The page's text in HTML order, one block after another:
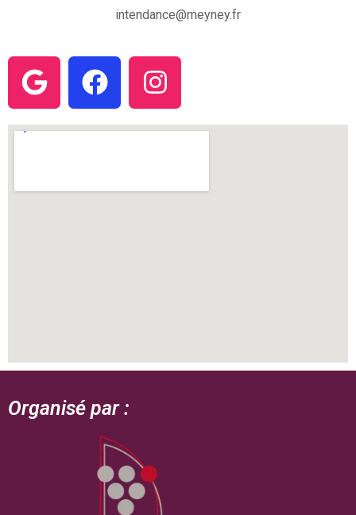
intendance@meyney.fr
Organisé par :